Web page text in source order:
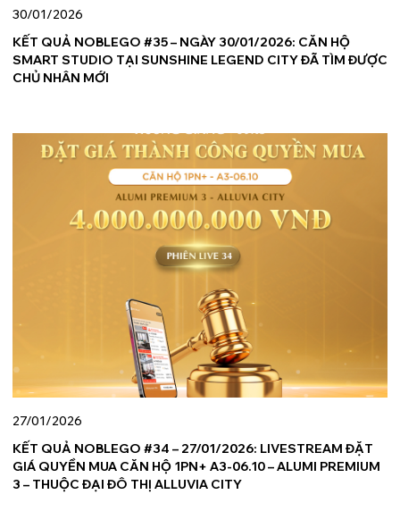
30/01/2026
KẾT QUẢ NOBLEGO #35 – NGÀY 30/01/2026: CĂN HỘ
SMART STUDIO TẠI SUNSHINE LEGEND CITY ĐÃ TÌM ĐƯỢC
CHỦ NHÂN MỚI
27/01/2026
KẾT QUẢ NOBLEGO #34 – 27/01/2026: LIVESTREAM ĐẶT
GIÁ QUYỀN MUA CĂN HỘ 1PN+ A3-06.10 – ALUMI PREMIUM
3 – THUỘC ĐẠI ĐÔ THỊ ALLUVIA CITY